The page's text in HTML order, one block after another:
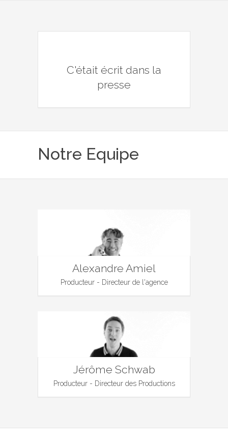
C'était écrit dans la
presse
Notre Equipe
Alexandre Amiel
Producteur - Directeur de l'agence
Jérôme Schwab
Producteur - Directeur des Productions